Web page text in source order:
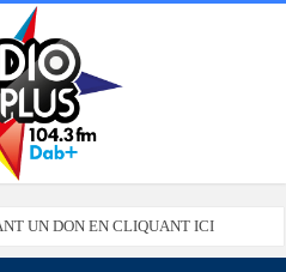
UN DON EN CLIQUANT ICI